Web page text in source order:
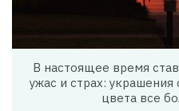
В настоящее время
ужас и страх: украшения
цвета все